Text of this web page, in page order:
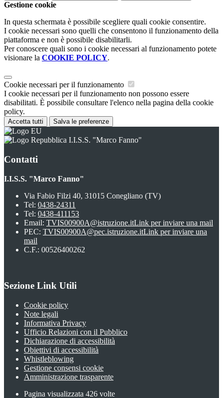
Gestione cookie
In questa schermata è possibile scegliere quali cookie consentire.
I cookie necessari sono quelli che consentono il funzionamento della
piattaforma e non è possibile disabilitarli.
Per conoscere quali sono i cookie necessari al funzionamento potete
visionare la COOKIE POLICY.
Cookie necessari per il funzionamento
I cookie necessari per il funzionamento non possono essere
disabilitati. È possibile consultare l'elenco nella pagina della cookie
policy.
Accetta tutti Salva le preferenze
I.I.S.S. "Marco Fanno"
Contatti
I.I.S.S. "Marco Fanno"
Via Fabio Filzi 40, 31015 Conegliano (TV)
Tel: 0438-24311
Tel: 0438-411153
Email: TVIS00900A@istruzione.itLink per inviare una mail
PEC: TVIS00900A@pec.istruzione.itLink per inviare una
mail
C.F.: 00526400262
Sezione Link Utili
Cookie policy
Note legali
Informativa Privacy
Ufficio Relazioni con il Pubblico
Dichiarazione di accessibilità
Obiettivi di accessibilità
Whistleblowing
Gestione consensi cookie
Amministrazione trasparente
Pagina visualizzata 426 volte